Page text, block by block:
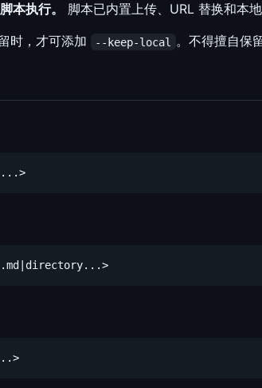
本执行。
脚本已内置上传、URL 替换和本
时，才可添加
--keep-local 。不得擅自保